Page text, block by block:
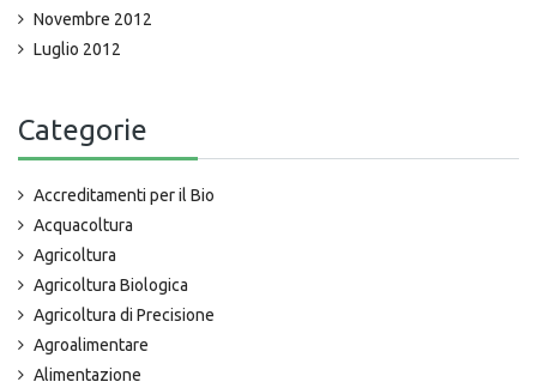
Novembre 2012
Luglio 2012
Categorie
Accreditamenti per il Bio
Acquacoltura
Agricoltura
Agricoltura Biologica
Agricoltura di Precisione
Agroalimentare
Alimentazione